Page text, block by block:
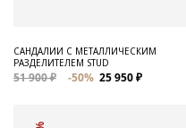
САНДАЛИИ С МЕТАЛЛИЧЕСКИМ
РАЗДЕЛИТЕЛЕМ STUD
51 900 ₽ -50% 25 950 ₽